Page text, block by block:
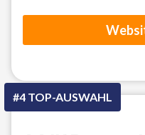
#4 TOP-AUSWAHL